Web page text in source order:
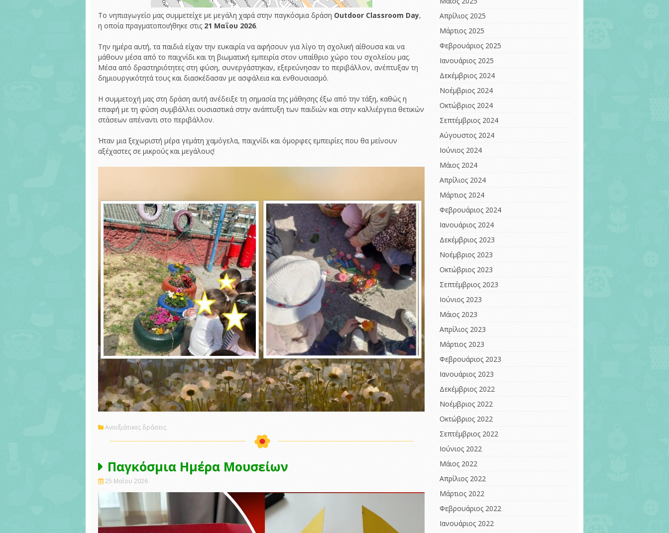
2023
ΈΚΘΕΣΗ ΕΣΩΤΕΡΙΚΗΣ
ΈΚΘΕΣΗ ΕΞΩΤΕΡΙΚΗΣ
ΑΞΙΟΛΟΓΗΣΗΣ 2021-
2022
ΑΞΙΟΛΟΓΗΣΗΣ 2021-
2022
ΑΞΙΟΛΟΓΗΣΗΣ 2020-
2021
Birthdays around
Europe
αγάπης δώρα
Το νηπιαγωγείο μας συμμετείχε με μεγάλη χαρά στην παγκόσμια δράση Outdoor Classroom Day,
η οποία πραγματοποιήθηκε στις 21 Μαΐου 2026.
Την ημέρα αυτή, τα παιδιά είχαν την ευκαιρία να αφήσουν για λίγο τη σχολική αίθουσα και να
μάθουν μέσα από το παιχνίδι και τη βιωματική εμπειρία στον υπαίθριο χώρο του σχολείου μας.
Μέσα από δραστηριότητες στη φύση, συνεργάστηκαν, εξερεύνησαν το περιβάλλον, ανέπτυξαν τη
δημιουργικότητά τους και διασκέδασαν με ασφάλεια και ενθουσιασμό.
Η συμμετοχή μας στη δράση αυτή ανέδειξε τη σημασία της μάθησης έξω από την τάξη, καθώς η
επαφή με τη φύση συμβάλλει ουσιαστικά στην ανάπτυξη των παιδιών και στην καλλιέργεια θετικών
στάσεων απέναντι στο περιβάλλον.
Ήταν μια ξεχωριστή μέρα γεμάτη χαμόγελα, παιχνίδι και όμορφες εμπειρίες που θα μείνουν
αξέχαστες σε μικρούς και μεγάλους!
Ανοιξιάτικες δράσεις
Παγκόσμια Ημέρα Μουσείων
25 Μαΐου 2026
Απρίλιος 2025
Μάρτιος 2025
Φεβρουάριος 2025
Ιανουάριος 2025
Δεκέμβριος 2024
Νοέμβριος 2024
Οκτώβριος 2024
Σεπτέμβριος 2024
Αύγουστος 2024
Ιούνιος 2024
Μάιος 2024
Απρίλιος 2024
Μάρτιος 2024
Φεβρουάριος 2024
Ιανουάριος 2024
Δεκέμβριος 2023
Νοέμβριος 2023
Οκτώβριος 2023
Σεπτέμβριος 2023
Ιούνιος 2023
Μάιος 2023
Απρίλιος 2023
Μάρτιος 2023
Φεβρουάριος 2023
Ιανουάριος 2023
Δεκέμβριος 2022
Νοέμβριος 2022
Οκτώβριος 2022
Σεπτέμβριος 2022
Ιούνιος 2022
Μάιος 2022
Απρίλιος 2022
Μάρτιος 2022
Φεβρουάριος 2022
Ιανουάριος 2022